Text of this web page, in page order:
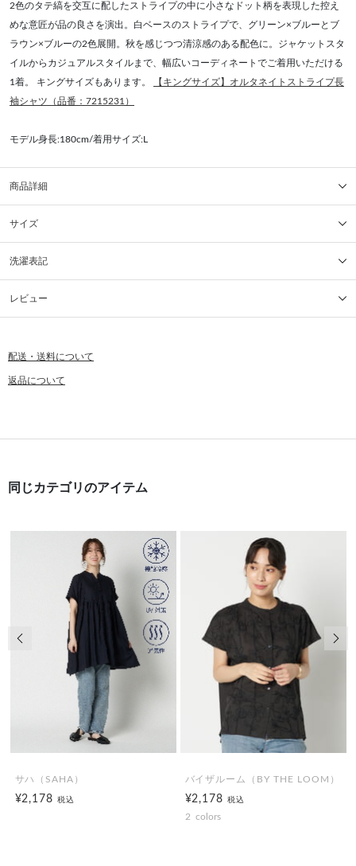
2色のタテ縞を交互に配したストライプの中に小さなドット柄を表現した控え
めな意匠が品の良さを演出。白ベースのストライプで、グリーン×ブルーとブ
ラウン×ブルーの2色展開。秋を感じつつ清涼感のある配色に。ジャケットスタ
イルからカジュアルスタイルまで、幅広いコーディネートでご着用いただける
1着。 キングサイズもあります。
【キングサイズ】オルタネイトストライプ長
袖シャツ（品番：7215231）
モデル身長:180cm/着用サイズ:L
商品詳細
サイズ
洗濯表記
レビュー
配送・送料について
返品について
同じカテゴリのアイテム
サハ（SAHA）
¥2,178税込
バイザルーム（BY THE LOOM）
¥2,178税込
2 colors
前の画像